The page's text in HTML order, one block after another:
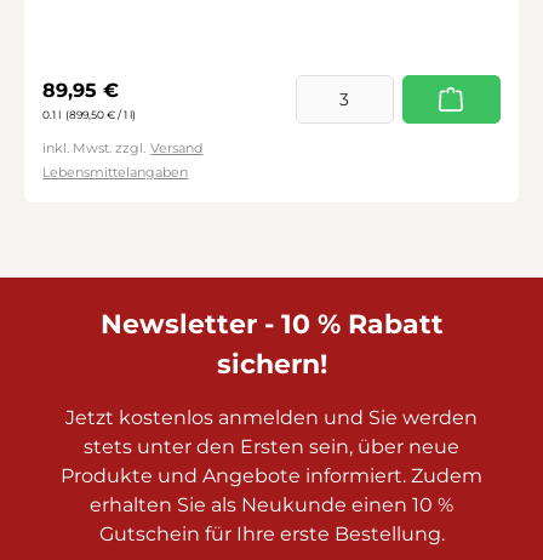
Regulärer Preis:
89,95 €
0.1 l (899,50 € / 1 l)
inkl. Mwst. zzgl. Versand
Lebensmittelangaben
Newsletter - 10 % Rabatt
sichern!
Jetzt kostenlos anmelden und Sie werden
stets unter den Ersten sein, über neue
Produkte und Angebote informiert. Zudem
erhalten Sie als Neukunde einen 10 %
Gutschein für Ihre erste Bestellung.